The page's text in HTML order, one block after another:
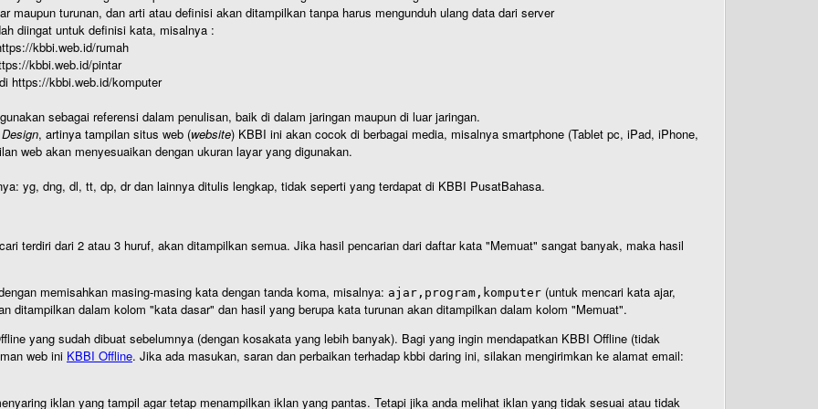
maupun turunan, dan arti atau definisi akan ditampilkan tanpa harus mengunduh ulang data dari server
diingat untuk definisi kata, misalnya :
kbbi.web.id/rumah
kbbi.web.id/pintar
https://kbbi.web.id/komputer
sebagai referensi dalam penulisan, baik di dalam jaringan maupun di luar jaringan.
, artinya tampilan situs web (website) KBBI ini akan cocok di berbagai media, misalnya smartphone (Tablet pc, iPad, iPhone,
web akan menyesuaikan dengan ukuran layar yang digunakan.
yg, dng, dl, tt, dp, dr dan lainnya ditulis lengkap, tidak seperti yang terdapat di KBBI PusatBahasa.
terdiri dari 2 atau 3 huruf, akan ditampilkan semua. Jika hasil pencarian dari daftar kata "Memuat" sangat banyak, maka hasil
memisahkan masing-masing kata dengan tanda koma, misalnya: ajar,program,komputer (untuk mencari kata ajar,
ditampilkan dalam kolom "kata dasar" dan hasil yang berupa kata turunan akan ditampilkan dalam kolom "Memuat".
yang sudah dibuat sebelumnya (dengan kosakata yang lebih banyak). Bagi yang ingin mendapatkan KBBI Offline (tidak
web ini KBBI Offline. Jika ada masukan, saran dan perbaikan terhadap kbbi daring ini, silakan mengirimkan ke alamat email:
iklan yang tampil agar tetap menampilkan iklan yang pantas. Tetapi jika anda melihat iklan yang tidak sesuai atau tidak